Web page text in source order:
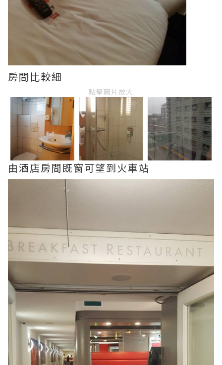
房間比較細
點擊圖片放大
由酒店房間既窗可望到火車站